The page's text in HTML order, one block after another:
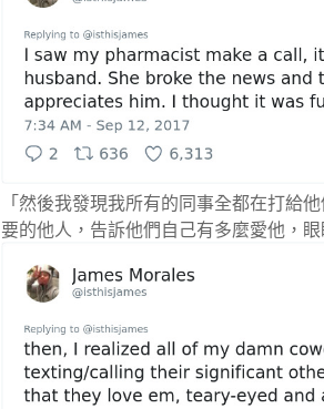
「然後我發現我所有的同事全都在打給
要的他人，告訴他們自己有多麼愛他，眼